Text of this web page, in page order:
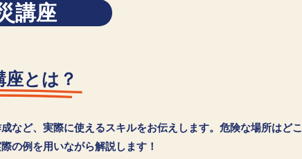
講座
座とは？
など、実際に使えるスキルをお伝えします。危険な場所はどこ
の例を用いながら解説します！